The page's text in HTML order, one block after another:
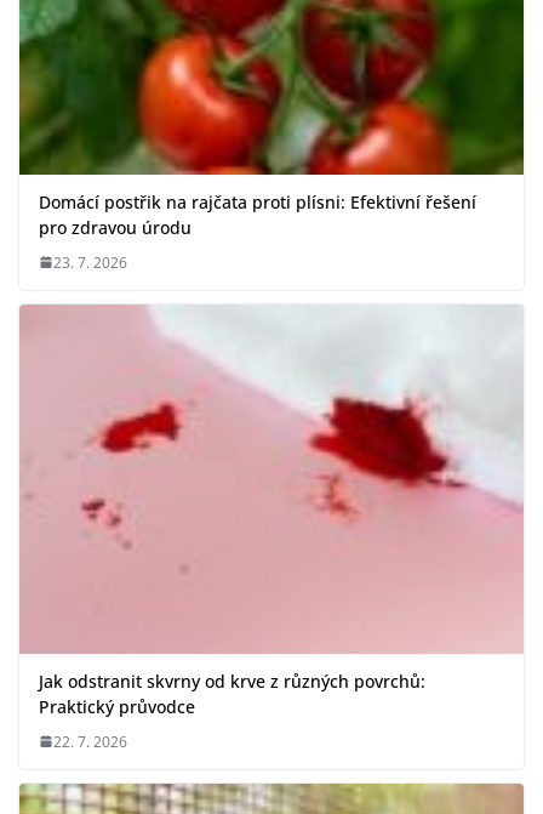
Domácí postřik na rajčata proti plísni: Efektivní řešení
pro zdravou úrodu
23. 7. 2026
Jak odstranit skvrny od krve z různých povrchů:
Praktický průvodce
22. 7. 2026